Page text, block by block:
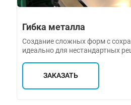
Гибка металла
Создание сложных форм с
идеально для нестандартных
ЗАКАЗАТЬ